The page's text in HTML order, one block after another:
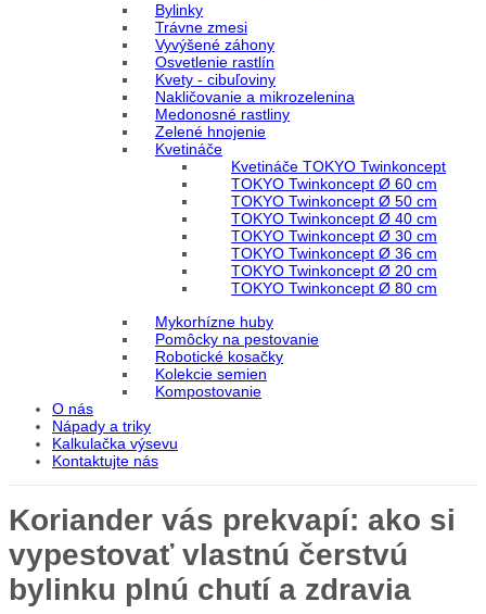
Bylinky
Trávne zmesi
Vyvýšené záhony
Osvetlenie rastlín
Kvety - cibuľoviny
Nakličovanie a mikrozelenina
Medonosné rastliny
Zelené hnojenie
Kvetináče
Kvetináče TOKYO Twinkoncept
TOKYO Twinkoncept Ø 60 cm
TOKYO Twinkoncept Ø 50 cm
TOKYO Twinkoncept Ø 40 cm
TOKYO Twinkoncept Ø 30 cm
TOKYO Twinkoncept Ø 36 cm
TOKYO Twinkoncept Ø 20 cm
TOKYO Twinkoncept Ø 80 cm
Mykorhízne huby
Pomôcky na pestovanie
Robotické kosačky
Kolekcie semien
Kompostovanie
O nás
Nápady a triky
Kalkulačka výsevu
Kontaktujte nás
Koriander vás prekvapí: ako si
vypestovať vlastnú čerstvú
bylinku plnú chutí a zdravia